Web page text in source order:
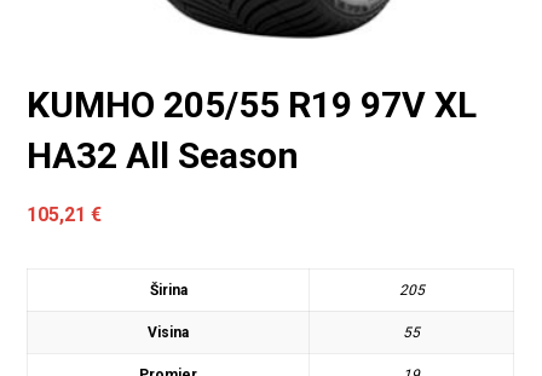
KUMHO 205/55 R19 97V XL
HA32 All Season
105,21€
Širina 205
Visina 55